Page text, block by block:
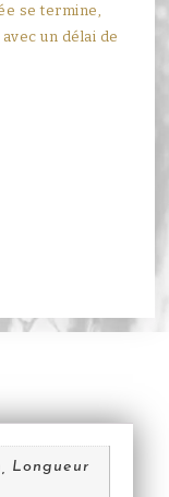
se termine,
un délai de
Longueur